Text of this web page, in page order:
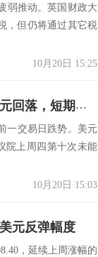
弱推动。英国财政大
，但仍将通过其它税
10月20日 15:25
美国政府停摆与油价承压导致美元兑加元回落，短期维持震荡调整
一交易日跌势。美元
院上周四第十次未能
10月20日 15:03
元反弹幅度
，延续上周涨幅的